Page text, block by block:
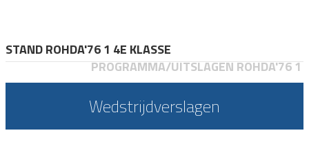
STAND ROHDA'76 1 4E KLASSE
PROGRAMMA/UITSLAGEN ROHDA'76 1
Wedstrijdverslagen